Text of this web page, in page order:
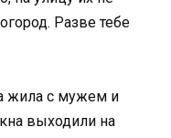
Разве тебе
жила с мужем и
выходили на